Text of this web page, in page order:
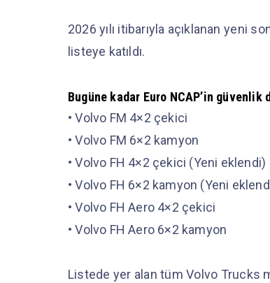
2026 yılı itibarıyla açıklanan yeni
listeye katıldı.
Bugüne kadar Euro NCAP’in
• Volvo FM 4×2 çekici
• Volvo FM 6×2 kamyon
• Volvo FH 4×2 çekici (Yeni eklendi)
• Volvo FH 6×2 kamyon (Yeni
• Volvo FH Aero 4×2 çekici
• Volvo FH Aero 6×2 kamyon
Listede yer alan tüm Volvo Trucks